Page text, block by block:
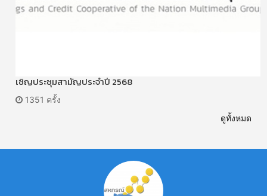
เชิญประชุมสามัญประจำปี 2568
1351 ครั้ง
ดูทั้งหมด